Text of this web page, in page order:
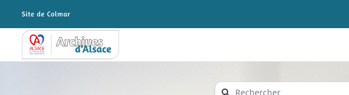
Archives Alsace - Colmar